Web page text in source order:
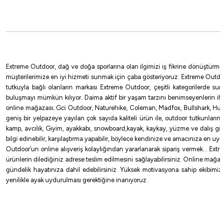
MULTİCOLOR
0,165 mm 0,148 mm 0,185 mm 0,235 mm 0,104 MM
Remixon
Remixon Fusion x8 Green İp Olta Misinası 150mt
661,15
Extreme Outdoor, dağ ve doğa sporlarına olan ilgimizi iş fikrine
müşterilerimize en iyi hizmeti sunmak için çaba gösteriyoruz. Extreme
tutkuyla bağlı olanların markası Extreme Outdoor, çeşitli
buluşmayı mümkün kılıyor. Daima aktif bir yaşam tarzını
online mağazası; Gci Outdoor, Naturehike, Coleman, Madfox, Bullshark,
geniş bir yelpazeye yayılan çok sayıda kaliteli ürün ile, outdoor
kamp, avcılık, Giyim, ayakkabı, snowboard,kayak, kaykay, yüzme ve
bilgi edinebilir, karşılaştırma yapabilir, böylece kendinize ve amacınıza
Outdoor’un online alışveriş kolaylığından yararlanarak sipariş vermek…
ürünlerin dilediğiniz adrese teslim edilmesini sağlayabilirsiniz. Online
gündelik hayatınıza dahil edebilirsiniz. Yüksek motivasyona sahip
yenilikle ayak uydurulması gerektiğine inanıyoruz.